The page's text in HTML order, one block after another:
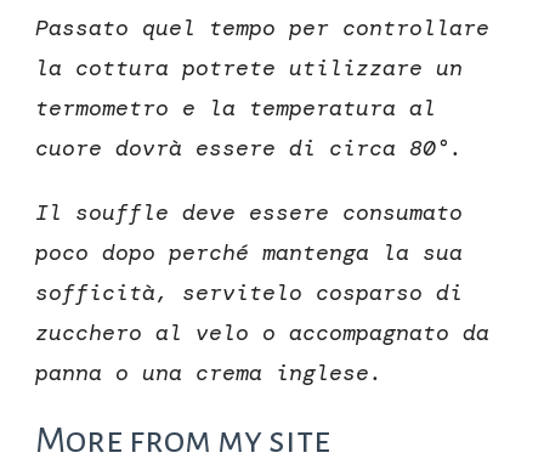
Passato quel tempo per controllare
la cottura potrete utilizzare un
termometro e la temperatura al
cuore dovrà essere di circa 80°.
Il souffle deve essere consumato
poco dopo perché mantenga la sua
sofficità, servitelo cosparso di
zucchero al velo o accompagnato da
panna o una crema inglese.
More from my site